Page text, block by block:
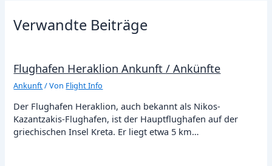
Verwandte Beiträge
Flughafen Heraklion Ankunft / Ankünfte
Ankunft/ Von Flight Info
Der Flughafen Heraklion, auch bekannt als Nikos-
Kazantzakis-Flughafen, ist der Hauptflughafen auf der
griechischen Insel Kreta. Er liegt etwa 5 km…